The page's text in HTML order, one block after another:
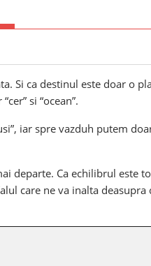
Si ca destinul este doar o
si “ocean”.
iar spre vazduh putem
departe. Ca echilibrul este
care ne va inalta